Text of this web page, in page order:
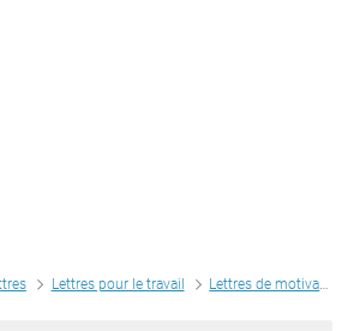
Lettres pour le travail Lettres de motivation